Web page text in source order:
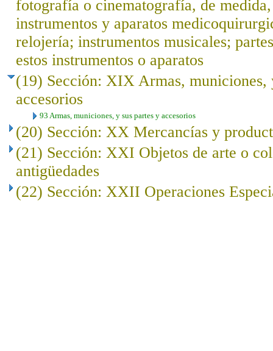
fotografía o cinematografía, de
instrumentos y aparatos
relojería; instrumentos musicales;
estos instrumentos o aparatos
(19) Sección: XIX Armas, municiones,
accesorios
93 Armas, municiones, y sus partes y accesorios
(20) Sección: XX Mercancías y
(21) Sección: XXI Objetos de arte o
antigüedades
(22) Sección: XXII Operaciones